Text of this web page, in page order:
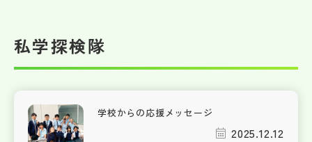
私学探検隊
学校からの応援メッセージ
2025.12.12